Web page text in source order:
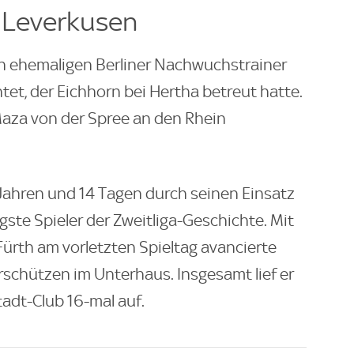
ehemaligen Berliner Nachwuchstrainer
der Eichhorn bei Hertha betreut hatte.
von der Spree an den Rhein
und 14 Tagen durch seinen Einsatz
Spieler der Zweitliga-Geschichte. Mit
am vorletzten Spieltag avancierte
im Unterhaus. Insgesamt lief er
Club 16-mal auf.